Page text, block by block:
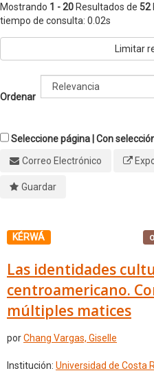
Mostrando 1 - 20 Resultados de 52
tiempo de consulta: 0.02s
Limitar
Ordenar
Seleccione página | Con
Correo Electrónico
Guardar
KÉRWÁ
Las identidades
centroamericano.
múltiples matices
porChang Vargas, Giselle
Institución: Universidad de Costa